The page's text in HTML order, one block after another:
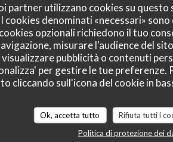
partner utilizzano cookies su
cookies denominati «necessari»
opzionali richiedono il tuo
misurare l'audience del
pubblicità o contenuti
per gestire le tue preferenze.
cliccando sull'icona del cookie in
Ok, accetta tutto Rifiuta tutti i
Politica di protezione dei
et fort sympathiques
Servizio: 4/5 Atmosfera: 3/5
Welsh très gras et de qualité très moyenne